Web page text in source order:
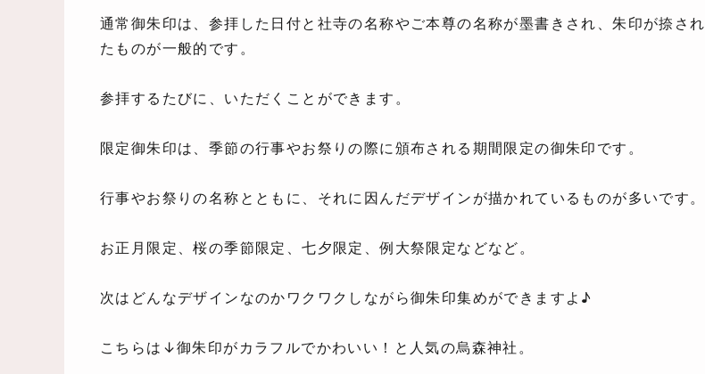
通常御朱印は、参拝した日付と社寺の名称やご本尊の名称が墨書きされ、朱印が捺され
たものが一般的です。
参拝するたびに、いただくことができます。
限定御朱印は、季節の行事やお祭りの際に頒布される期間限定の御朱印です。
行事やお祭りの名称とともに、それに因んだデザインが描かれているものが多いです。
お正月限定、桜の季節限定、七夕限定、例大祭限定などなど。
次はどんなデザインなのかワクワクしながら御朱印集めができますよ♪
こちらは↓御朱印がカラフルでかわいい！と人気の烏森神社。